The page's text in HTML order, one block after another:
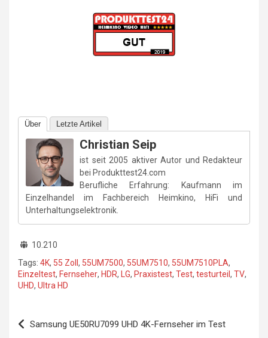
Über Letzte Artikel
Christian Seip
ist seit 2005 aktiver Autor und Redakteur
bei Produkttest24.com
Berufliche Erfahrung: Kaufmann im
Einzelhandel im Fachbereich Heimkino, HiFi und
Unterhaltungselektronik.
10.210
Tags: 4K, 55 Zoll , 55UM7500, 55UM7510, 55UM7510PLA,
Einzeltest, Fernseher, HDR, LG, Praxistest, Test, testurteil , TV,
UHD, Ultra HD
Beitragsnavigation
Samsung UE50RU7099 UHD 4K-Fernseher im Test